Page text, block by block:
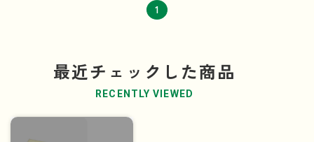
1
最近チェックした商品
RECENTLY VIEWED